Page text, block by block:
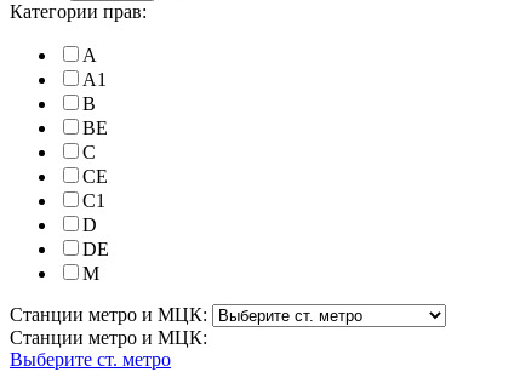
Категории прав:
A
A1
B
BE
C
CE
C1
D
DE
M
Станции метро и МЦК:
Станции метро и МЦК:
Выберите ст. метро